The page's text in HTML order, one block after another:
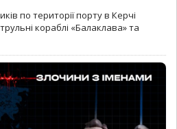
по території порту в Керчі
кораблі «Балаклава» та